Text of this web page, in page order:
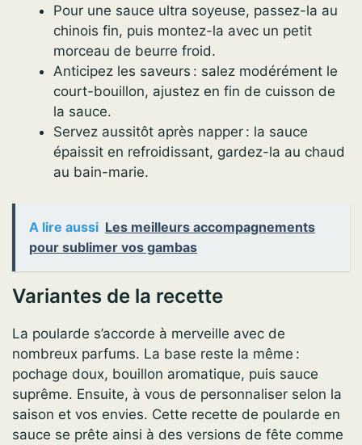
Pour une sauce ultra soyeuse, passez-la au
chinois fin, puis montez-la avec un petit
morceau de beurre froid.
Anticipez les saveurs : salez modérément le
court-bouillon, ajustez en fin de cuisson de
la sauce.
Servez aussitôt après napper : la sauce
épaissit en refroidissant, gardez-la au chaud
au bain-marie.
A lire aussi Les meilleurs accompagnements
pour sublimer vos gambas
Variantes de la recette
La poularde s’accorde à merveille avec de
nombreux parfums. La base reste la même :
pochage doux, bouillon aromatique, puis sauce
suprême. Ensuite, à vous de personnaliser selon la
saison et vos envies. Cette recette de poularde en
sauce se prête ainsi à des versions de fête comme